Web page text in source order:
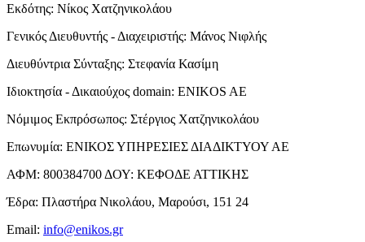
Εκδότης: Νίκος Χατζηνικολάου
Γενικός Διευθυντής - Διαχειριστής: Μάνος Νιφλής
Διευθύντρια Σύνταξης: Στεφανία Κασίμη
Ιδιοκτησία - Δικαιούχος domain: ENIKOS AE
Νόμιμος Εκπρόσωπος: Στέργιος Χατζηνικολάου
Επωνυμία: ΕΝΙΚΟΣ ΥΠΗΡΕΣΙΕΣ ΔΙΑΔΙΚΤΥΟΥ ΑΕ
ΑΦΜ: 800384700 ΔΟΥ: ΚΕΦΟΔΕ ΑΤΤΙΚΗΣ
Έδρα: Πλαστήρα Νικολάου, Μαρούσι, 151 24
Email: info@enikos.gr